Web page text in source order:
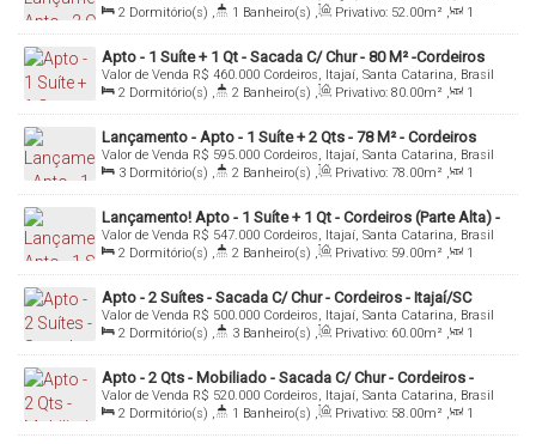
2 Dormitório(s) , 1 Banheiro(s) , Privativo: 52.00m² ,
1
Sala(s) , Total: 91.00m² , 1 Vaga(s)
Apto - 1 Suíte + 1 Qt - Sacada C/ Chur - 80 M² -Cordeiros
(Parte Alta) - Itajaí/Sc
R$ 460.000
Valor de Venda
Cordeiros, Itajaí, Santa Catarina, Brasil
2 Dormitório(s) , 2 Banheiro(s) , Privativo: 80.00m² ,
1
Sala(s) , 1 Suíte(s) , 1 Vaga(s)
Lançamento - Apto - 1 Suíte + 2 Qts - 78 M² - Cordeiros
(Parte Alta) - Itajaí/Sc
R$ 595.000
Valor de Venda
Cordeiros, Itajaí, Santa Catarina, Brasil
3 Dormitório(s) , 2 Banheiro(s) , Privativo: 78.00m² ,
1
Sala(s) , 1 Suíte(s) , Total: 100.00m² , 1 Vaga(s)
Lançamento! Apto - 1 Suíte + 1 Qt - Cordeiros (Parte Alta) -
Itajaí/SC
R$ 547.000
Valor de Venda
Cordeiros, Itajaí, Santa Catarina, Brasil
2 Dormitório(s) , 2 Banheiro(s) , Privativo: 59.00m² ,
1
Sala(s) , 1 Suíte(s) , 1 Vaga(s)
Apto - 2 Suítes - Sacada C/ Chur - Cordeiros - Itajaí/SC
R$ 500.000
Valor de Venda
Cordeiros, Itajaí, Santa Catarina, Brasil
2 Dormitório(s) , 3 Banheiro(s) , Privativo: 60.00m² ,
1
Sala(s) , 2 Suíte(s) , 1 Vaga(s)
Apto - 2 Qts - Mobiliado - Sacada C/ Chur - Cordeiros -
Itajaí/SC
R$ 520.000
Valor de Venda
Cordeiros, Itajaí, Santa Catarina, Brasil
2 Dormitório(s) , 1 Banheiro(s) , Privativo: 58.00m² ,
1
Sala(s) , 1 Vaga(s)